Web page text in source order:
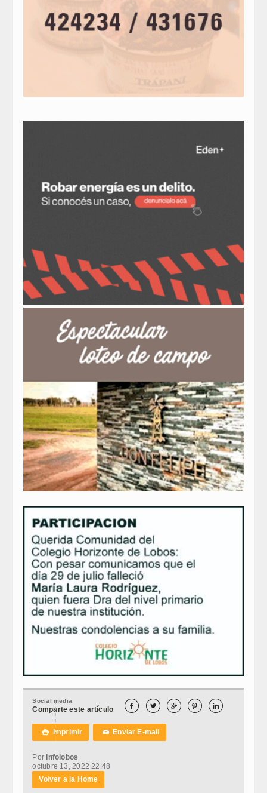
Social media
Comparte este artículo     
 Imprimir ✉Enviar E-mail
PorInfolobos
octubre 13, 2022 22:48
Volver a la Home